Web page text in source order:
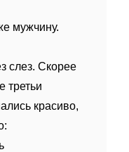
мужчину.
слез. Скорее
третьи
красиво,